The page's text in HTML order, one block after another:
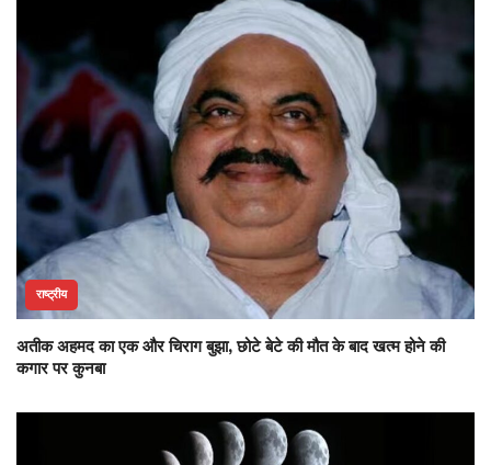
राष्ट्रीय
अतीक अहमद का एक और चिराग बुझा, छोटे बेटे की मौत के बाद खत्म होने की
कगार पर कुनबा